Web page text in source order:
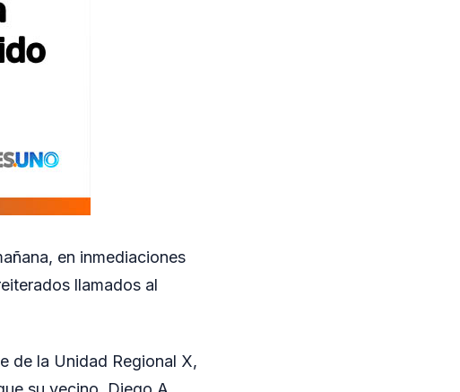
en inmediaciones
llamados al
de la Unidad Regional X,